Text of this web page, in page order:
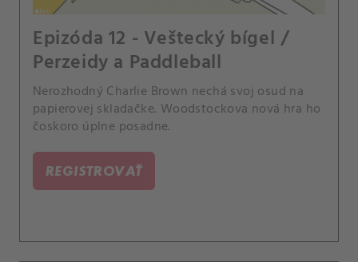
Epizóda 12 - Veštecký bígel /
Perzeidy a Paddleball
Nerozhodný Charlie Brown nechá svoj osud na
papierovej skladačke. Woodstockova nová hra ho
čoskoro úplne posadne.
REGISTROVAŤ